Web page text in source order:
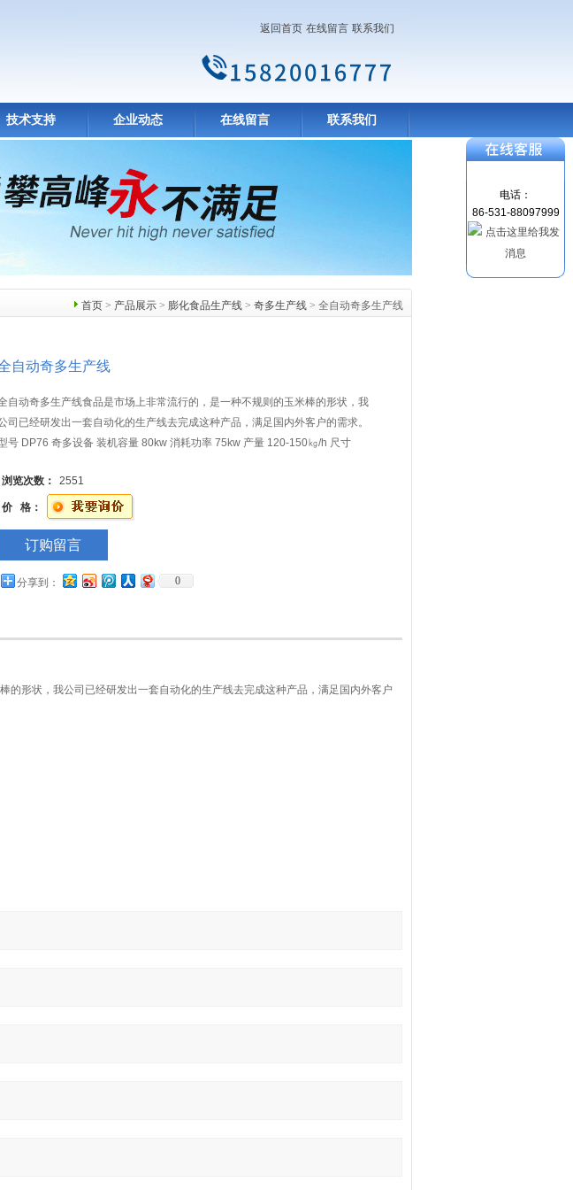
返回首页 在线留言 联系我们
技术支持 企业动态 在线留言 联系我们
首页 > 产品展示 > 膨化食品生产线 > 奇多生产线 > 全自动奇多生产线
自动奇多生产线
自动奇多生产线食品是市场上非常流行的，是一种不规则的玉米棒的形状，我
司已经研发出一套自动化的生产线去完成这种产品，满足国内外客户的需求。
号 DP76 奇多设备 装机容量 80kw 消耗功率 75kw 产量 120-150㎏/h 尺寸
浏览次数：
2551
价 格：
订购留言
分享到： 0
形状，我公司已经研发出一套自动化的生产线去完成这种产品，满足国内外客户
电话：
86-531-88097999